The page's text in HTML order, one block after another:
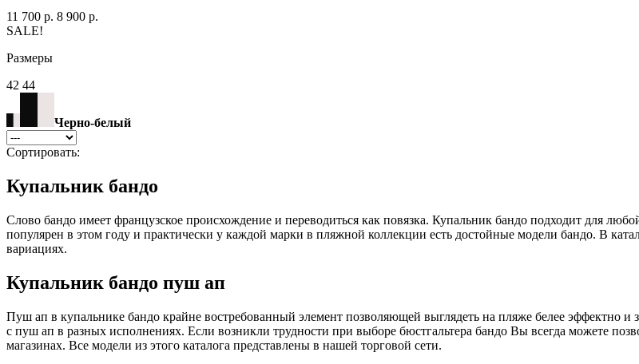
11 700 р. 8 900 р.
SALE!
Размеры
42 44
Черно-белый
Сортировать:
Купальник бандо
Слово бандо имеет французское происхождение и переводиться как повязка. Купальник бандо подходит для
популярен в этом году и практически у каждой марки в пляжной коллекции есть достойные модели бандо. В
вариациях.
Купальник бандо пуш ап
Пуш ап в купальнике бандо крайне востребованный элемент позволяющей выглядеть на пляже белее эффектно и
с пуш ап в разных исполнениях. Если возникли трудности при выборе бюстгальтера бандо Вы всегда можете
магазинах. Все модели из этого каталога представлены в нашей торговой сети.